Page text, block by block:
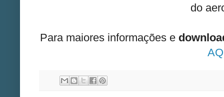
do
Para maiores informações e